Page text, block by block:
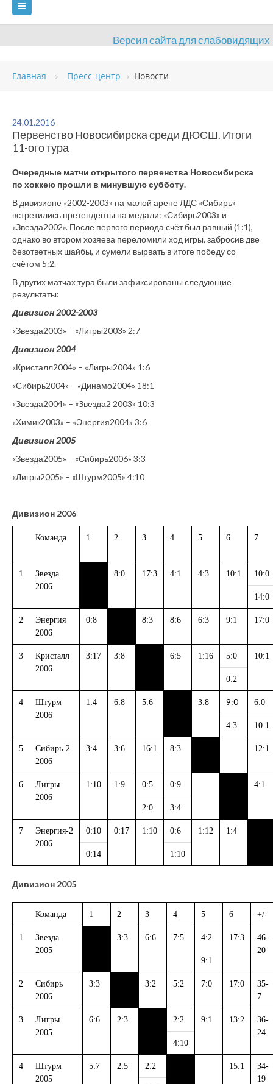
Версия сайта для слабовидящих
ГЛАВНАЯ
ВИДЫ СПОРТА
ОБЪЕКТЫ
ОЦЕНКА КАЧЕСТВА ОБРАЗОВАНИЯ ВАКАНСИИ
Главная Пресс-центр Новости
24.01.2016
Первенство Новосибирска среди ДЮСШ. Итоги
11-ого тура
Очередные матчи открытого первенства Новосибирска
по хоккею прошли в минувшую субботу.
В дивизионе «2002-2003» на малой арене ЛДС «Сибирь»
встретились претенденты на медали: «Сибирь2003» и
«Звезда2002». После первого периода счёт был равный (1:1),
однако во втором хозяева переломили ход игры, забросив две
безответных шайбы, и сумели вырвать в итоге победу со
счётом 5:2.
В других матчах тура были зафиксированы следующие
результаты:
Дивизион 2002-2003
«Звезда2003» – «Лигры2003» 2:7
Дивизион 2004
«Кристалл2004» – «Лигры2004» 1:6
«Сибирь2004» – «Динамо2004» 18:1
«Звезда2004» – «Звезда2 2003» 10:3
«Химик2003» – «Энергия2004» 3:6
Дивизион 2005
«Звезда2005» – «Сибирь2006» 3:3
«Лигры2005» – «Штурм2005» 4:10
Дивизион 2006
Команда 1 2 3 4 5 6 7
1
Звезда
2006
8:0 17:3 4:1 4:3 10:1 10:0
14:0
2
Энергия
2006
0:8 8:3 8:6 6:3 9:1 17:0
3
Кристалл
2006
3:17 3:8 6:5 1:16 5:0 10:1
0:2
4
Штурм
2006
1:4 6:8 5:6 3:8 9:0 6:0
4:3 10:1
5
Сибирь-2
2006
3:4 3:6 16:1 8:3 12:1
6
Лигры
2006
1:10 1:9 0:5 0:9 4:1
2:0 3:4
7
Энергия-2
2006
0:10 0:17 1:10 0:6 1:12 1:4
0:14 1:10
Дивизион 2005
Команда 1 2 3 4 5 6 +/-
1
Звезда
2005
3:3 6:6 7:5 4:2 17:3
46-
20
9:1
2
Сибирь
2006
3:3 3:2 5:2 7:0 17:0
35-
7
3
Лигры
2005
6:6 2:3 2:2 9:1 13:2
36-
24
4:10
4
Штурм
2005
5:7 2:5 2:2 15:1
34-
19